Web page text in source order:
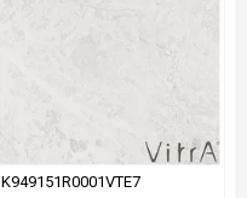
K949151R0001VTE7